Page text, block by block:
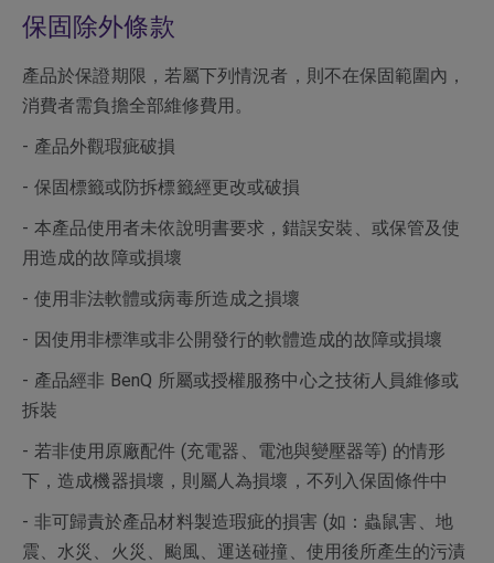
保固除外條款
產品於保證期限，若屬下列情況者，則不在保固範圍內，
消費者需負擔全部維修費用。
- 產品外觀瑕疵破損
- 保固標籤或防拆標籤經更改或破損
- 本產品使用者未依說明書要求，錯誤安裝、或保管及使
用造成的故障或損壞
- 使用非法軟體或病毒所造成之損壞
- 因使用非標準或非公開發行的軟體造成的故障或損壞
- 產品經非 BenQ 所屬或授權服務中心之技術人員維修或
拆裝
- 若非使用原廠配件 (充電器、電池與變壓器等) 的情形
下，造成機器損壞，則屬人為損壞，不列入保固條件中
- 非可歸責於產品材料製造瑕疵的損害 (如：蟲鼠害、地
震、水災、火災、颱風、運送碰撞、使用後所產生的污漬